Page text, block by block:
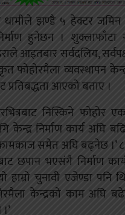
धामीले झण्डै ५ हेक्टर जमिन
हुनेछन ।
आइतबार सर्वदलिय,
फोहोरमैला व्यवस्थापन
प्रतिबद्धता आएको बताए ।
निस्किने फोहोर
केन्द्र निर्माण कार्य अघि
समेत अघि बढ्नेछ ।’
छपान भएसंगै निर्माण
हाम्रो चुनावी एजेण्डा पनि
केन्द्रको काम अघि